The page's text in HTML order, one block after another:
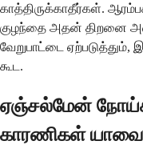
காத்திருக்காதீர்கள்.
குழந்தை அதன் திறனை
வேறுபாட்டை ஏற்படுத்தும்,
கூட.
ஏஞ்சல்மேன்
காரணிகள்